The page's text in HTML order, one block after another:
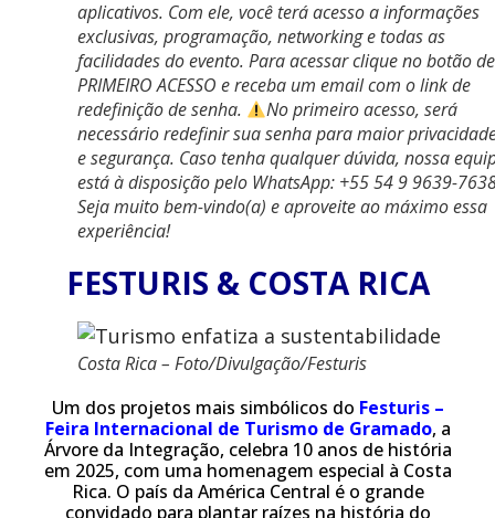
aplicativos. Com ele, você terá acesso a informações
exclusivas, programação, networking e todas as
facilidades do evento. Para acessar clique no botão de
PRIMEIRO ACESSO e receba um email com o link de
redefinição de senha.
No primeiro acesso, será
necessário redefinir sua senha para maior
e segurança. Caso tenha qualquer dúvida, nossa
está à disposição pelo WhatsApp: +55 54 9 9639-
Seja muito bem-vindo(a) e aproveite ao máximo essa
experiência!
FESTURIS & COSTA RICA
Costa Rica – Foto/Divulgação/Festuris
Um dos projetos mais simbólicos do Festuris –
Feira Internacional de Turismo de Gramado, a
Árvore da Integração, celebra 10 anos de história
em 2025, com uma homenagem especial à Costa
Rica. O país da América Central é o grande
convidado para plantar raízes na história do